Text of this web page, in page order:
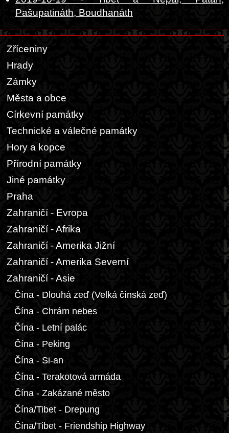
Pašupatináth, Boudhanáth
Zříceniny
Hrady
Zámky
Města a obce
Církevní památky
Technické a válečné památky
Hory a kopce
Přírodní památky
Jiné památky
Praha
Zahraničí - Evropa
Zahraničí - Afrika
Zahraničí - Amerika Jižní
Zahraničí - Amerika Severní
Zahraničí - Asie
Čína - Dlouhá zeď (Velká čínská zeď)
Čína - Chrám nebes
Čína - Letní palác
Čína - Peking
Čína - Si-an
Čína - Terakotová armáda
Čína - Zakázané město
Čína/Tibet - Drepung
Čína/Tibet - Friendship Highway